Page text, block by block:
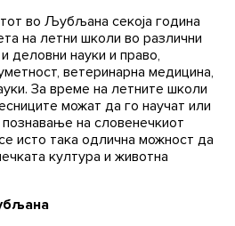
во Љубљана секоја година
на летни школи во различни
деловни науки и право,
ветеринарна медицина,
За време на летните школи
можат да го научат или
на словенечкиот
исто така одлична можност да
култура и животна